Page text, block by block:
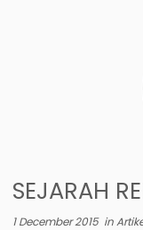
SEJARAH
1 December 2015in